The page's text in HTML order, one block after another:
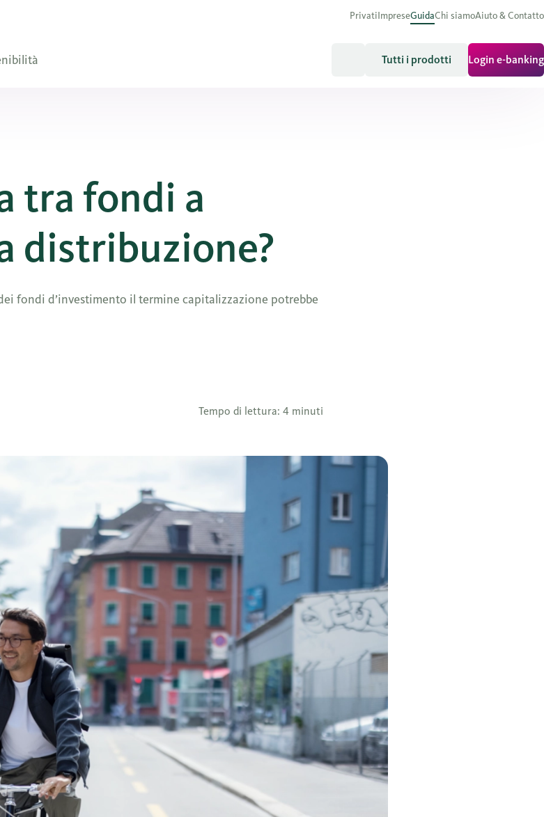
PrivatiImpreseGuidaChi siamoAiuto & Contatto
Tutti i prodotti Login e-banking
tra fondi a
distribuzione?
fondi d’investimento il termine capitalizzazione potrebbe
Tempo di lettura: 4 minuti